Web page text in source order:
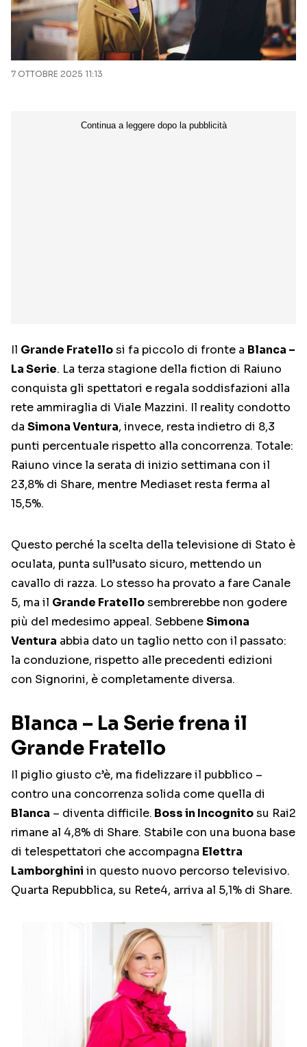
ANTEPRIME
RETROSCENA
RUBRICHE
7 OTTOBRE 2025 11:13
Il Grande Fratellosi fa piccolo di fronte a Blanca –
La Serie. La terza stagione della fiction di Raiuno
conquista gli spettatori e regala soddisfazioni alla
rete ammiraglia di Viale Mazzini. Il reality condotto
da Simona Ventura, invece, resta indietro di 8,3
punti percentuale rispetto alla concorrenza. Totale:
Raiuno vince la serata di inizio settimana con il
23,8% di Share, mentre Mediaset resta ferma al
15,5%.
Questo perché la scelta della televisione di Stato è
oculata, punta sull’usato sicuro, mettendo un
cavallo di razza. Lo stesso ha provato a fare Canale
5, ma il Grande Fratellosembrerebbe non godere
più del medesimo appeal. SebbeneSimona
Ventura abbia dato un taglio netto con il passato:
la conduzione, rispetto alle precedenti edizioni
con Signorini, è completamente diversa.
Blanca – La Serie frena il
Grande Fratello
Il piglio giusto c’è, ma fidelizzare il pubblico –
contro una concorrenza solida come quella di
Blanca – diventa difficile. Boss in Incognitosu Rai2
rimane al 4,8% di Share. Stabile con una buona base
di telespettatori che accompagna Elettra
Lamborghini in questo nuovo percorso televisivo.
Quarta Repubblica, su Rete4, arriva al 5,1% di Share.